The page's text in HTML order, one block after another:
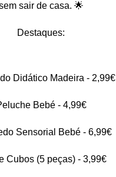
sair de casa. 🌟
Destaques:
Didático Madeira - 2,99€
Bebé - 4,99€
Sensorial Bebé - 6,99€
Cubos (5 peças) - 3,99€